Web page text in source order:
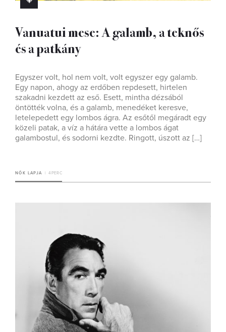
Vanuatui mese: A galamb, a teknős
és a patkány
Egyszer volt, hol nem volt, volt egyszer egy galamb.
Egy napon, ahogy az erdőben repdesett, hirtelen
szakadni kezdett az eső. Esett, mintha dézsából
öntötték volna, és a galamb, menedéket keresve,
letelepedett egy lombos ágra. Az esőtől megáradt egy
közeli patak, a víz a hátára vette a lombos ágat
galambostul, és sodorni kezdte. Ringott, úszott az […]
NŐK LAPJA 4 PERC